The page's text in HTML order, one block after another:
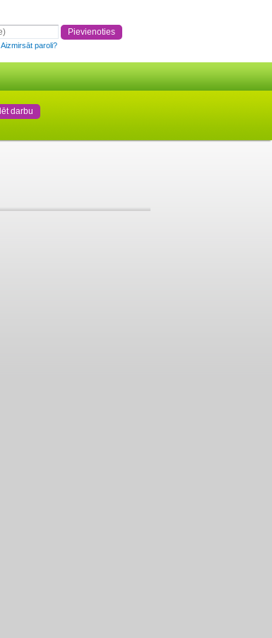
Aizmirsāt paroli?